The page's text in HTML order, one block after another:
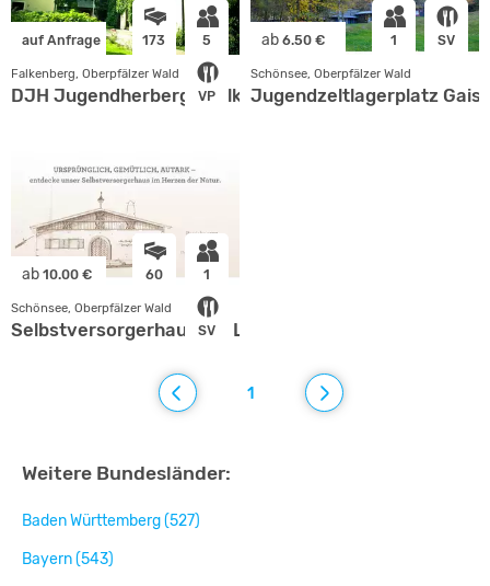
auf Anfrage 173 5
VP
Falkenberg, Oberpfälzer Wald
DJH Jugendherberge Falkenberg
ab 6.50 € 1 SV
Schönsee, Oberpfälzer Wald
Jugendzeltlagerplatz
ab 10.00 € 60 1
SV
Schönsee, Oberpfälzer Wald
Selbstversorgerhaus am Lauber Berg
1
Weitere Bundesländer:
Baden Württemberg (527)
Bayern (543)